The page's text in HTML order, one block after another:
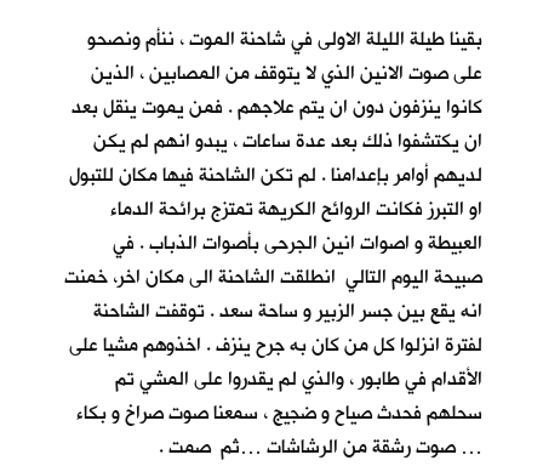
بقينا طيلة الليلة الاولى في شاحنة الموت ، ننأم ونصحو
على صوت الانين الذي لا يتوقف من المصابين ، الذين
كانوا ينزفون دون ان يتم علاجهم . فمن يموت ينقل بعد
ان يكتشفوا ذلك بعد عدة ساعات ، يبدو انهم لم يكن
لديهم أوامر بإعدامنا . لم تكن الشاحنة فيها مكان للتبول
او التبرز فكانت الروائح الكريهة تمتزج برائحة الدماء
العبيطة و اصوات انين الجرحى بأصوات الذباب . في
صبيحة اليوم التالي انطلقت الشاحنة الى مكان اخر، خمنت
انه يقع بين جسر الزبير و ساحة سعد . توقفت الشاحنة
لفترة انزلوا كل من كان به جرح ينزف . اخذوهم مشيا على
الأقدام في طابور ، والذي لم يقدروا على المشي تم
سحلهم فحدث صياح و ضجيج ، سمعنا صوت صراخ و بكاء
… صوت رشقة من الرشاشات …ثم صمت .